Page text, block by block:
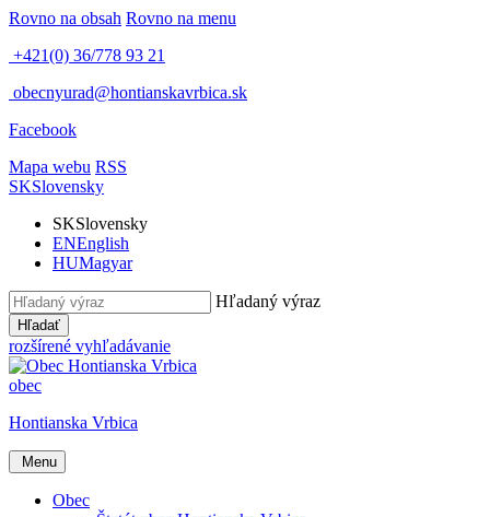
Rovno na obsah Rovno na menu
+421(0) 36/778 93 21
obecnyurad@hontianskavrbica.sk
Facebook
Mapa webu RSS
SKSlovensky
SKSlovensky
ENEnglish
HUMagyar
Hľadaný výraz
Hľadať
rozšírené vyhľadávanie
obec
Hontianska Vrbica
Menu
Obec